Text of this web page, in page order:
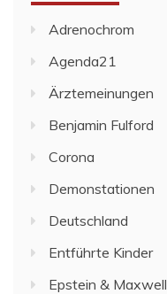
Adrenochrom
Agenda21
Ärztemeinungen
Benjamin Fulford
Corona
Demonstationen
Deutschland
Entführte Kinder
Epstein & Maxwell